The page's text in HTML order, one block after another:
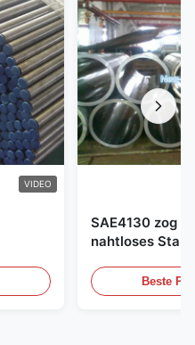
VIDEO
SAE4130 zog
nahtloses
Beste